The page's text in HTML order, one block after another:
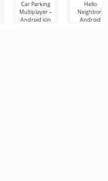
Car Parking
Multiplayer –
Android için
Hello
Neighbor,
Android